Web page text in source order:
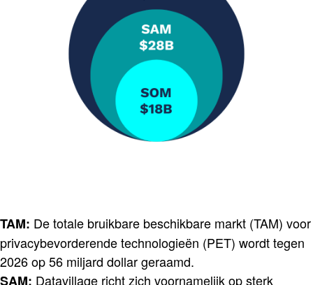
TAM: De totale bruikbare beschikbare markt (TAM) voor
privacybevorderende technologieën (PET) wordt tegen
2026 op 56 miljard dollar geraamd.
SAM: Datavillage richt zich voornamelijk op sterk